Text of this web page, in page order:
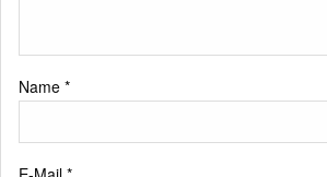
Name *